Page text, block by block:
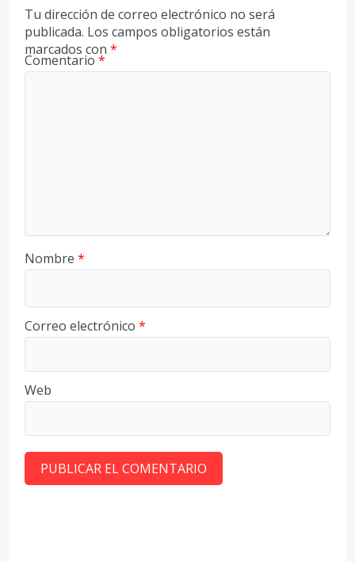
Tu dirección de correo electrónico no será
publicada. Los campos obligatorios están
marcados con*
Comentario*
Nombre*
Correo electrónico*
Web